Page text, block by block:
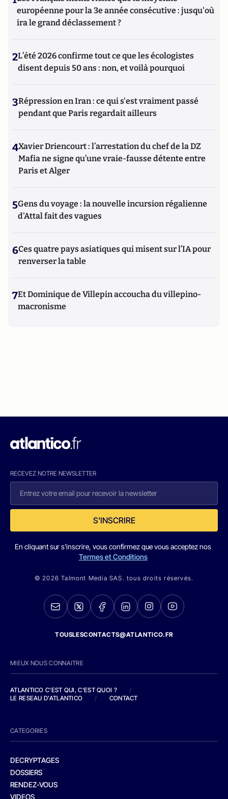
européenne pour la 3e année consécutive : jusqu'où
ira le grand déclassement ?
2L’été 2026 confirme tout ce que les écologistes
disent depuis 50 ans : non, et voilà pourquoi
3Répression en Iran : ce qui s'est vraiment passé
pendant que Paris regardait ailleurs
4Xavier Driencourt : l’arrestation du chef de la DZ
Mafia ne signe qu’une vraie-fausse détente entre
Paris et Alger
5Gens du voyage : la nouvelle incursion régalienne
d'Attal fait des vagues
6Ces quatre pays asiatiques qui misent sur l’IA pour
renverser la table
7Et Dominique de Villepin accoucha du villepino-
macronisme
RECEVEZ NOTRE NEWSLETTER
S'INSCRIRE
En cliquant sur s'inscrire, vous confirmez que vous acceptez nos
Termes et Conditions
© 2026 Talmont Media SAS. tous droits réservés.
TOUSLESCONTACTS@ATLANTICO.FR
MIEUX NOUS CONNAITRE
ATLANTICO C'EST QUI, C'EST QUOI ?
/
LE RESEAU D'ATLANTICO
/ CONTACT
CATEGORIES
DECRYPTAGES
DOSSIERS
RENDEZ-VOUS
VIDEOS